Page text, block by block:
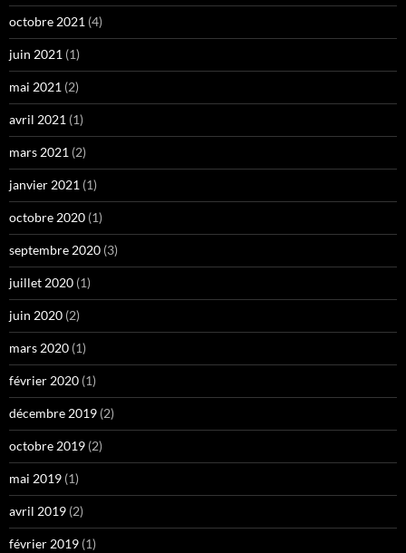
octobre 2021 (4)
juin 2021 (1)
mai 2021 (2)
avril 2021 (1)
mars 2021 (2)
janvier 2021 (1)
octobre 2020 (1)
septembre 2020 (3)
juillet 2020 (1)
juin 2020 (2)
mars 2020 (1)
février 2020 (1)
décembre 2019 (2)
octobre 2019 (2)
mai 2019 (1)
avril 2019 (2)
février 2019 (1)